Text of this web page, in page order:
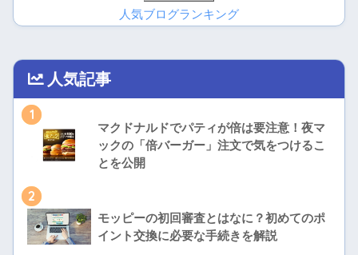
人気ブログランキング
人気記事
1
マクドナルドでパティが倍は要注意！夜マ
ックの「倍バーガー」注文で気をつけるこ
とを公開
2
モッピーの初回審査とはなに？初めてのポ
イント交換に必要な手続きを解説